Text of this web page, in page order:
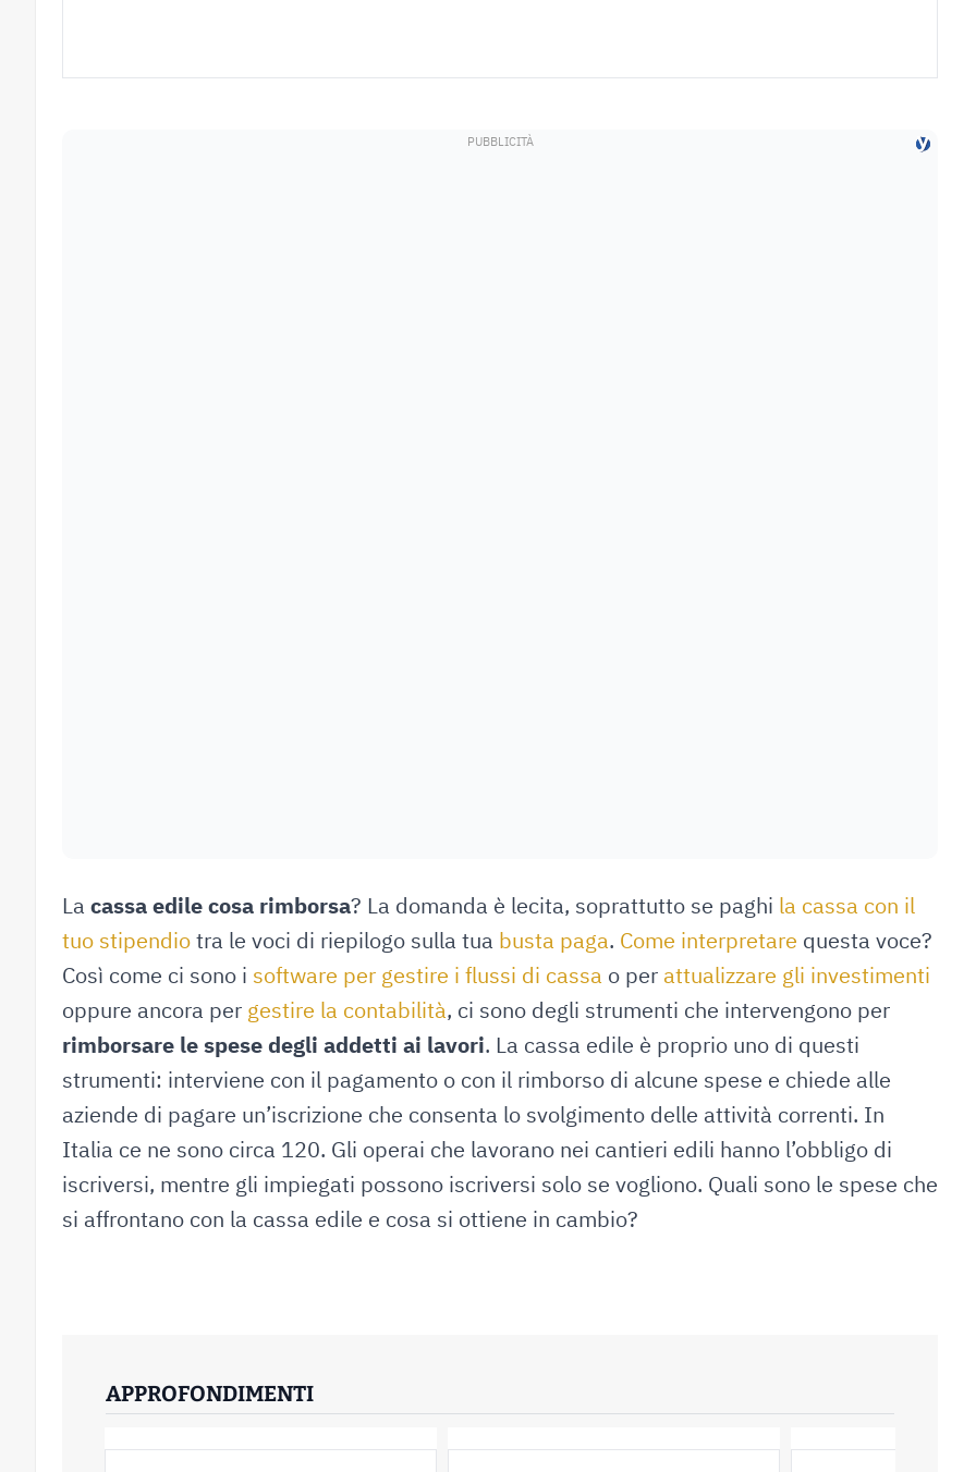
La cassa edile cosa rimborsa? La domanda è lecita, soprattutto se paghi la cassa con il
tuo stipendiotra le voci di riepilogo sulla tua busta paga. Come interpretare questa voce?
Così come ci sono i software per gestire i flussi di cassa o per attualizzare gli investimenti
oppure ancora per gestire la contabilità, ci sono degli strumenti che intervengono per
rimborsare le spese degli addetti ai lavori. La cassa edile è proprio uno di questi
strumenti: interviene con il pagamento o con il rimborso di alcune spese e chiede alle
aziende di pagare un’iscrizione che consenta lo svolgimento delle attività correnti. In
Italia ce ne sono circa 120. Gli operai che lavorano nei cantieri edili hanno l’obbligo di
iscriversi, mentre gli impiegati possono iscriversi solo se vogliono. Quali sono le spese che
si affrontano con la cassa edile e cosa si ottiene in cambio?
APPROFONDIMENTI